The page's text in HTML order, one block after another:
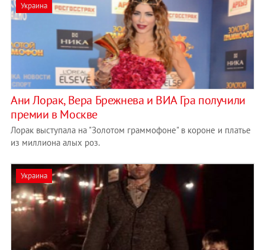
Украина
Ани Лорак, Вера Брежнева и ВИА Гра получили
премии в Москве
Лорак выступала на "Золотом граммофоне" в короне и платье
из миллиона алых роз.
Украина